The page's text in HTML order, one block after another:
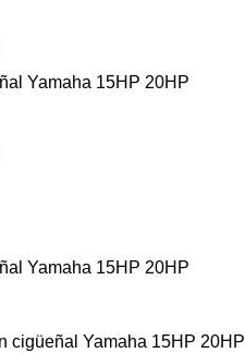
Yamaha 15HP 20HP
Yamaha 15HP 20HP
cigüeñal Yamaha 15HP 20HP